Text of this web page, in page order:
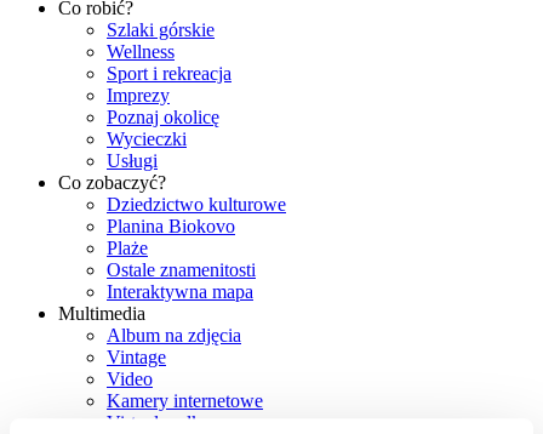
Co robić?
Szlaki górskie
Wellness
Sport i rekreacja
Imprezy
Poznaj okolicę
Wycieczki
Usługi
Co zobaczyć?
Dziedzictwo kulturowe
Planina Biokovo
Plaże
Ostale znamenitosti
Interaktywna mapa
Multimedia
Album na zdjęcia
Vintage
Video
Kamery internetowe
Virtual walk